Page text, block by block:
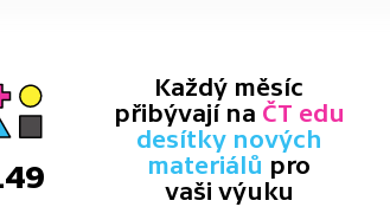
Každý měsíc
přibývají na ČT edu
desítky nových
materiálů pro
vaši výuku